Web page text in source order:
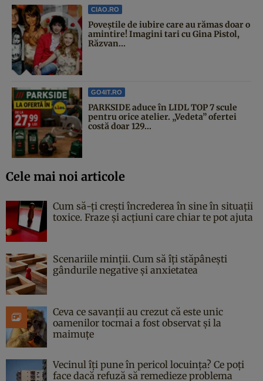
CIAO.RO
Poveştile de iubire care au rămas doar o
amintire! Imagini tari cu Gina Pistol,
Răzvan...
GO4IT.RO
PARKSIDE aduce în LIDL TOP 7 scule
pentru orice atelier. „Vedeta” ofertei
costă doar 129...
Cele mai noi articole
Cum să-ți crești încrederea în sine în situații
toxice. Fraze și acțiuni care chiar te pot ajuta
Scenariile minții. Cum să îți stăpânești
gândurile negative și anxietatea
Ceva ce savanții au crezut că este unic
oamenilor tocmai a fost observat și la
maimuțe
Vecinul îți pune în pericol locuința? Ce poți
face dacă refuză să remedieze problema